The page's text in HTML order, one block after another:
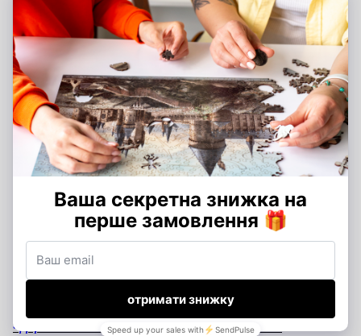
відчуття креативного виклику. Супер-варіант для молоді та
шанувальників нестандартних ігор.
• Дерев’яний пазл-лабіринт «Зоряна Ніч» (Ван Гог)
Унікальна інтерпретація класичного полотна Вінсента Ван
Гога. Лабіринт органічно вбудований у структуру картини — з
плавними лініями, спіралями, ритмом зоряного неба.
Проходження цього маршруту — наче медитація, що поєднує
естетику і спокій. Підходить дорослим та поціновувачам
мистецтва, яким цікаво не лише бачити красу, а й взаємодіяти
з нею.
(Хокусай)
Японська гравюра, що стала візуальним символом цілої
епохи, перетворена на інтерактивний дерев’яний пазл-
лабіринт. Чудове поєднання східної естетики та розвитку
гру з глибоким візуальним змістом.
• Дерев’яний пазл-лабіринт «За вашим фото»